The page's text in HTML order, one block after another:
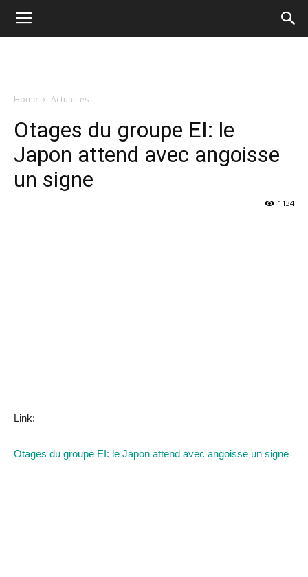
Home Actualites
Otages du groupe EI: le
Japon attend avec angoisse
un signe
1134
Link:
Otages du groupe EI: le Japon attend avec angoisse un signe